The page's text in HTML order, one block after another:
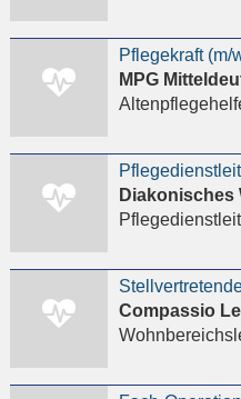
MPG
Compassio